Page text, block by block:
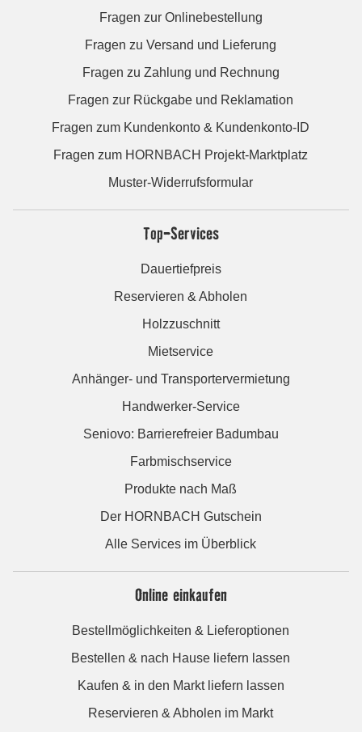
Fragen zur Onlinebestellung
Fragen zu Versand und Lieferung
Fragen zu Zahlung und Rechnung
Fragen zur Rückgabe und Reklamation
Fragen zum Kundenkonto & Kundenkonto-ID
Fragen zum HORNBACH Projekt-Marktplatz
Muster-Widerrufsformular
Top-Services
Dauertiefpreis
Reservieren & Abholen
Holzzuschnitt
Mietservice
Anhänger- und Transportervermietung
Handwerker-Service
Seniovo: Barrierefreier Badumbau
Farbmischservice
Produkte nach Maß
Der HORNBACH Gutschein
Alle Services im Überblick
Online einkaufen
Bestellmöglichkeiten & Lieferoptionen
Bestellen & nach Hause liefern lassen
Kaufen & in den Markt liefern lassen
Reservieren & Abholen im Markt